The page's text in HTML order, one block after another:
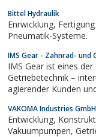
Bittel Hydraulik
Enrwicklung, Fertigung und Montage komplexer Hydraulik- und
Pneumatik-Systeme.
IMS Gear - Zahnrad- und
IMS Gear ist eines
Getriebetechnik –
agierender Kunden
Planetengetriebe)
Entwicklung bis zur...
VAKOMA Industries GmbH
Entwicklung, Konstruktion und Montage von Kompressoren,